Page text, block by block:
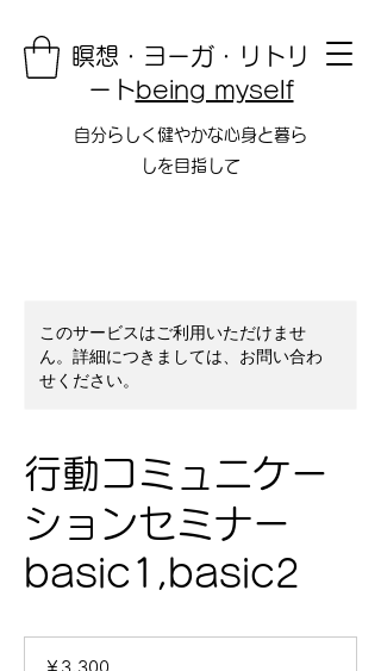
瞑想・ヨーガ・リトリ
ートbeing myself
自分らしく健やかな心身と暮ら
しを目指して
このサービスはご利用いただけませ
ん。詳細につきましては、お問い合わ
せください。
行動コミュニケー
ションセミナー
basic1,basic2
￥3,300